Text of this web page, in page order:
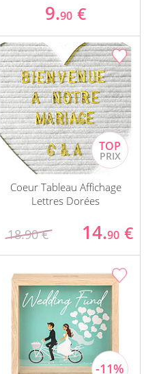
9.90 €
Coeur Tableau Affichage
Lettres Dorées
18.90 € 14.90 €